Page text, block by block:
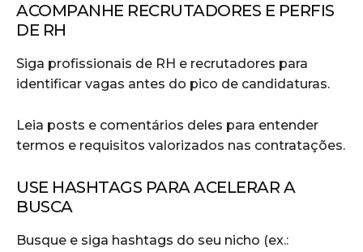
ACOMPANHE RECRUTADORES E PERFIS
DE RH
Siga profissionais de RH e recrutadores para
identificar vagas antes do pico de candidaturas.
Leia posts e comentários deles para entender
termos e requisitos valorizados nas contratações.
USE HASHTAGS PARA ACELERAR A
BUSCA
Busque e siga hashtags do seu nicho (ex.: